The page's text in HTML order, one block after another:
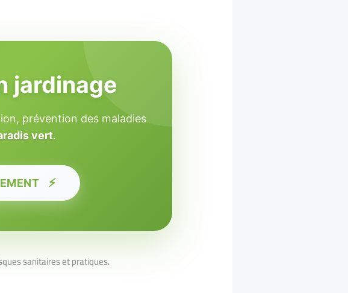
jardinage
prévention des maladies
vert.
⚡
sanitaires et pratiques.